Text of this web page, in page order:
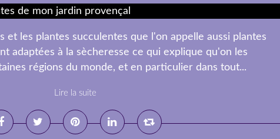
et les plantes succulentes que l'on appelle aussi plantes
adaptées à la sècheresse ce qui explique qu'on les
régions du monde, et en particulier dans tout...
Lire la suite